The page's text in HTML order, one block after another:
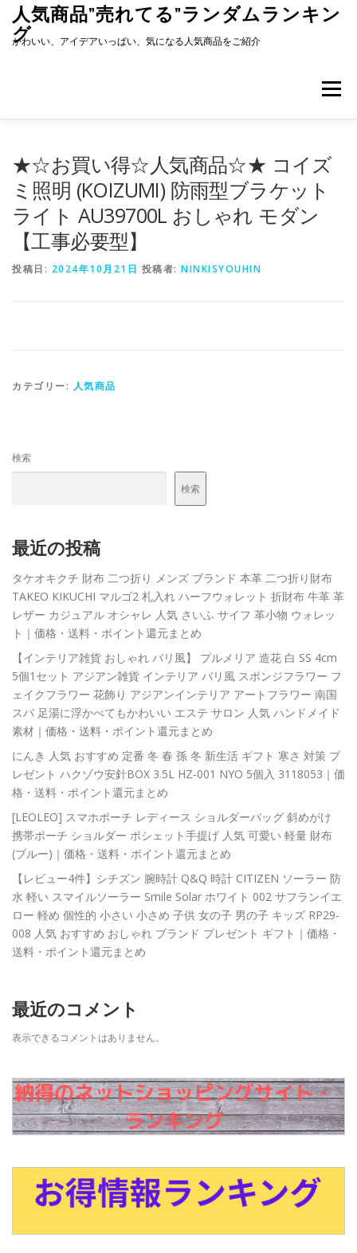
キ
人気商品”売れてる”ランダムランキン
グ
かわいい、アイデアいっぱい、気になる人気商品をご紹介
メニュー
★☆お買い得☆人気商品☆★ コイズ
ミ照明 (KOIZUMI) 防雨型ブラケット
ライト AU39700L おしゃれ モダン
【工事必要型】
投稿日: 2024年10月21日 投稿者: NINKISYOUHIN
カテゴリー: 人気商品
検索
検索
最近の投稿
タケオキクチ 財布 二つ折り メンズ ブランド 本革 二つ折り財布
TAKEO KIKUCHI マルゴ2 札入れ ハーフウォレット 折財布 牛革 革
レザー カジュアル オシャレ 人気 さいふ サイフ 革小物 ウォレッ
ト｜価格・送料・ポイント還元まとめ
【インテリア雑貨 おしゃれ バリ風】 プルメリア 造花 白 SS 4cm
5個1セット アジアン雑貨 インテリア バリ風 スポンジフラワー フ
ェイクフラワー 花飾り アジアンインテリア アートフラワー 南国
スパ 足湯に浮かべてもかわいい エステ サロン 人気 ハンドメイド
素材｜価格・送料・ポイント還元まとめ
にんき 人気 おすすめ 定番 冬 春 孫 冬 新生活 ギフト 寒さ 対策 プ
レゼント ハクゾウ安針BOX 3.5L HZ-001 NYO 5個入 3118053｜価
格・送料・ポイント還元まとめ
[LEOLEO] スマホポーチ レディース ショルダーバッグ 斜めがけ
携帯ポーチ ショルダー ポシェット手提げ 人気 可愛い 軽量 財布
(ブルー)｜価格・送料・ポイント還元まとめ
【レビュー4件】シチズン 腕時計 Q&Q 時計 CITIZEN ソーラー 防
水 軽い スマイルソーラー Smile Solar ホワイト 002 サフランイエ
ロー 軽め 個性的 小さい 小さめ 子供 女の子 男の子 キッズ RP29-
008 人気 おすすめ おしゃれ ブランド プレゼント ギフト｜価格・
送料・ポイント還元まとめ
最近のコメント
表示できるコメントはありません。